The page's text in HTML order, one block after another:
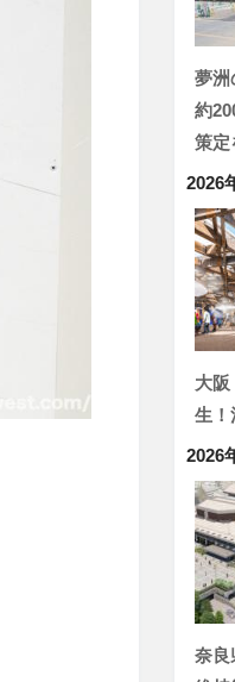
夢洲
約
策定
2026
大阪
生！
2026
奈良